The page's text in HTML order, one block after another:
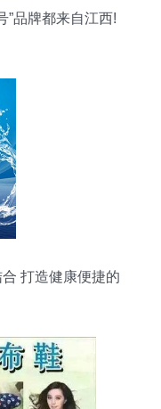
”品牌都来自江西!
打造健康便捷的